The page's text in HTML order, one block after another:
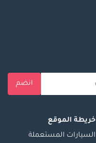
انضم
خريطة الموقع
السيارات المستعملة